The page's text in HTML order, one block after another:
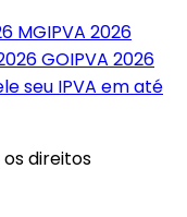
MGIPVA 2026
GOIPVA 2026
seu IPVA em até
direitos